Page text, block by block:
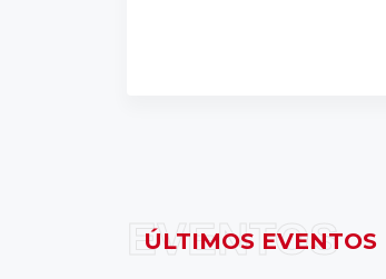
ÚLTIMOS EVENTOS
EVENTOS